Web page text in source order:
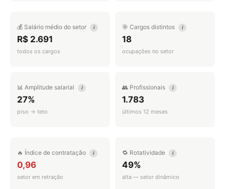
💰 Salário médio do setor i
R$ 2.691
todos os cargos
🎯 Cargos distintos i
18
ocupações no setor
📊 Amplitude salarial i
27%
piso → teto
👥 Profissionais i
1.783
últimos 12 meses
🔥 Índice de contratação i
0,96
setor em retração
🔁 Rotatividade i
49%
alta — setor dinâmico